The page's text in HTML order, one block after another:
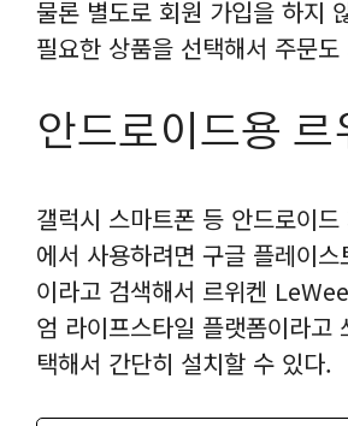
물론 별도로 회원 가입을 하지
필요한 상품을 선택해서 주문도
안드로이드용 르
갤럭시 스마트폰 등 안드로이
에서 사용하려면 구글 플레이스
이라고 검색해서 르위켄
엄 라이프스타일 플랫폼이라고
택해서 간단히 설치할 수 있다.